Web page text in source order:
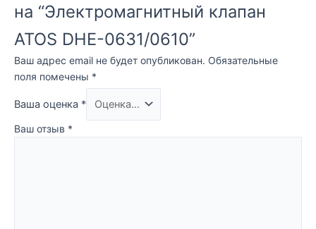
на “Электромагнитный клапан
ATOS DHE-0631/0610”
Ваш адрес email не будет опубликован. Обязательные
поля помечены *
Ваша оценка *
Ваш отзыв *